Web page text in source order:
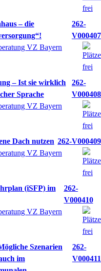
– die
262-
V000407
VZ Bayern
– Ist sie wirklich
Sprache
262-
V000408
VZ Bayern
Dach nutzen 262-V000409
VZ Bayern
(iSFP) im
262-
V000410
VZ Bayern
Szenarien
im
262-
V000411